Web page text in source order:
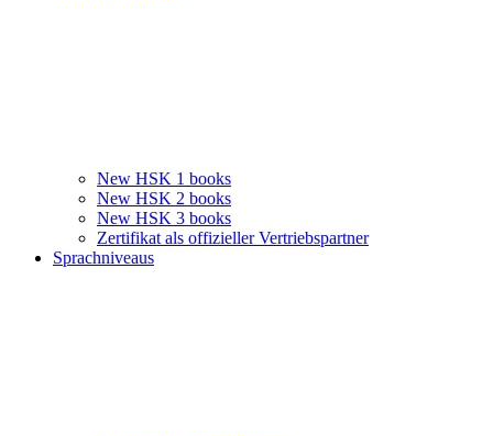
New HSK 1 books
New HSK 2 books
New HSK 3 books
Zertifikat als offizieller Vertriebspartner
Sprachniveaus